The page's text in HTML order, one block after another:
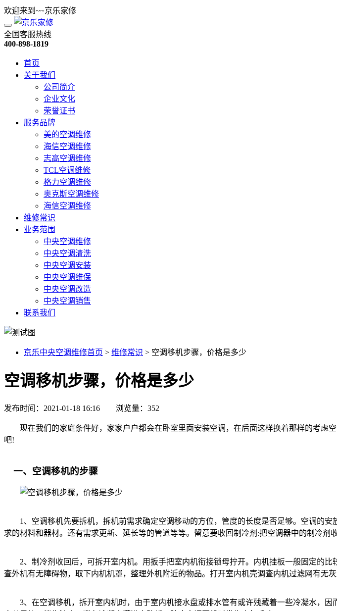
欢迎来到~~京乐家修
全国客服热线
400-898-1819
首页
关于我们
公司简介
企业文化
荣誉证书
服务品牌
美的空调维修
海信空调维修
志高空调维修
TCL空调维修
格力空调维修
奥克斯空调维修
海信空调维修
维修常识
业务范围
中央空调维修
中央空调清洗
中央空调安装
中央空调维保
中央空调改造
中央空调销售
联系我们
京乐中央空调维修首页 > 维修常识 > 空调移机步骤，价格是多少
空调移机步骤，价格是多少
发布时间：2021-01-18 16:16 浏览量：352
现在我们的家庭条件好，家家户户都会在卧室里面安装空调，在后面这样换着那样的考虑
吧!
一、空调移机的步骤
1、空调移机先要拆机，拆机前需求确定空调移动的方位，管度的长度是否足够。空调的安
求的材料和器材。还有需求更新、延长等的管道等等。留意要收回制冷剂:把空调器中的制冷剂
2、制冷剂收回后，可拆开室内机。用扳手把室内机衔接锁母拧开。内机挂板一般固定的比
查外机有无障碍物，取下内机机罩，整理外机附近的物品。打开室内机壳调查内机过滤网有无灰
3、在空调移机，拆开室内机时，由于室内机接水盘或排水管有或许残藏着一些冷凝水，因